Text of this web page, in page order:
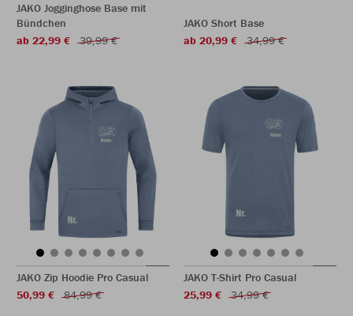
JAKO Jogginghose Base mit
Bündchen
ab 22,99 €
39,99 €
JAKO Short Base
ab 20,99 €
34,99 €
JAKO Zip Hoodie Pro Casual
50,99 €
84,99 €
JAKO T-Shirt Pro Casual
25,99 €
34,99 €